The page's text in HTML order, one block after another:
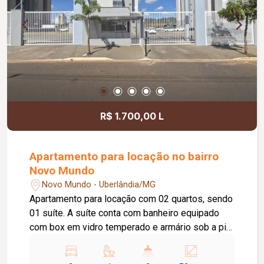
R$ 1.700,00 L
Apartamento para locação no bairro
Novo Mundo
Novo Mundo - Uberlândia/MG
Apartamento para locação com 02 quartos, sendo
01 suíte. A suíte conta com banheiro equipado
com box em vidro temperado e armário sob a pia.
cozinha com armário sob a pia, área de serviço e